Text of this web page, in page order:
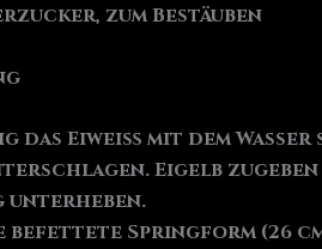
zum Bestäuben
das Eiweiß mit dem
Eigelb
befettete Springform (26